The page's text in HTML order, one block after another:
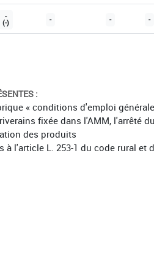
-
(-) - - -
:
« conditions d'emploi
fixée dans l'AMM, l'arrêté
des produits
l'article L. 253-1 du code rural et